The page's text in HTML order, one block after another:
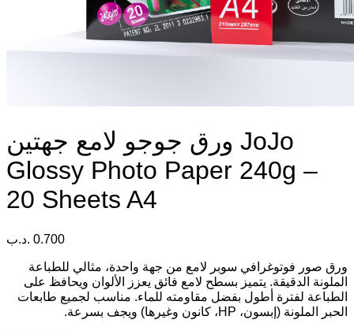
ورق جوجو لامع جهتين JoJo
Glossy Photo Paper 240g –
20 Sheets A4
0.700 .د.ب
ورق صور فوتوغرافي سوبر لامع من جهة واحدة، مثالي للطباعة
الملونة الدقيقة. يتميز بسطح لامع فائق يعزز الألوان ويحافظ على
الطباعة لفترة أطول بفضل مقاومته للماء. مناسب لجميع طابعات
الحبر الملونة (إبسون، HP، كانون وغيرها) ويجف بسرعة.